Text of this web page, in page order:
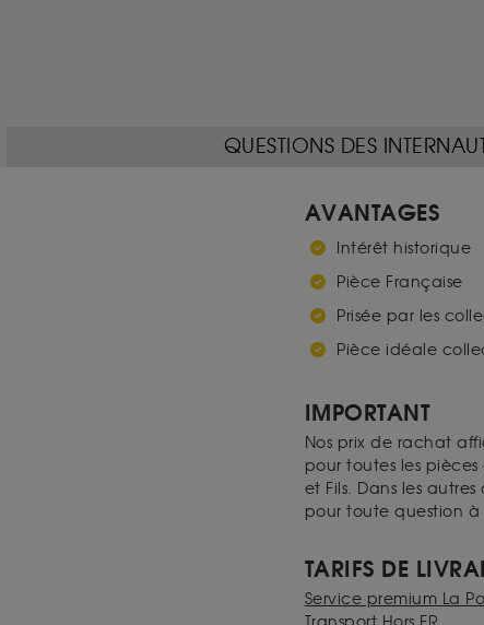
QUESTIONS DES
AVANTAGES
Intérêt historique
Pièce Française
Prisée par les
Pièce idéale
IMPORTANT
Nos prix de rachat
pour toutes les pièces
et Fils. Dans les
pour toute question à
TARIFS DE
Service premium La